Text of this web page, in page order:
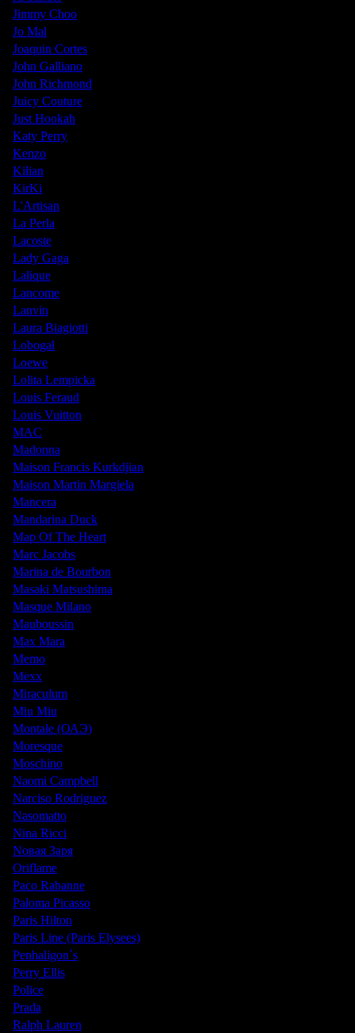
Jimmy Choo
Jo Mal
Joaquin Cortes
John Galliano
John Richmond
Juicy Couture
Just Hookah
Katy Perry
Kenzo
Kilian
KirKi
L'Artisan
La Perla
Lacoste
Lady Gaga
Lalique
Lancome
Lanvin
Laura Biagiotti
Lobogal
Loewe
Lolita Lempicka
Louis Feraud
Louis Vuitton
MAC
Madonna
Maison Francis Kurkdjian
Maison Martin Margiela
Mancera
Mandarina Duck
Map Of The Heart
Marc Jacobs
Marina de Bourbon
Masaki Matsushima
Masque Milano
Mauboussin
Max Mara
Memo
Mexx
Miraculum
Miu Miu
Montale (ОАЭ)
Moresque
Moschino
Naomi Campbell
Narciso Rodriguez
Nasomatto
Nina Ricci
Nовая Заря
Oriflame
Paco Rabanne
Paloma Picasso
Paris Hilton
Paris Line (Paris Elysees)
Penhaligon`s
Perry Ellis
Police
Prada
Ralph Lauren